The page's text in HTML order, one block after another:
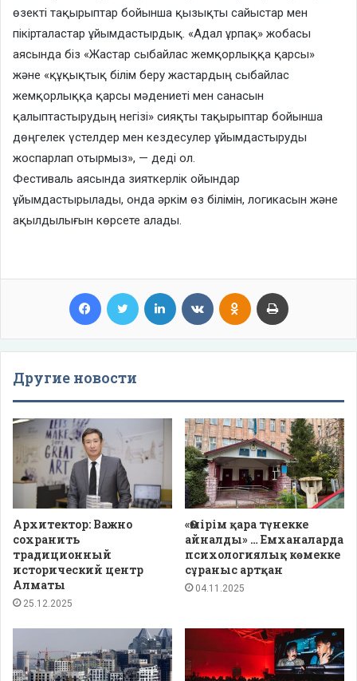
өзекті тақырыптар бойынша қызықты сайыстар мен
пікірталастар ұйымдастырдық. «Адал ұрпақ» жобасы
аясында біз «Жастар сыбайлас жемқорлыққа қарсы»
және «құқықтық білім беру жастардың сыбайлас
жемқорлыққа қарсы мәдениеті мен санасын
қалыптастырудың негізі» сияқты тақырыптар бойынша
дөңгелек үстелдер мен кездесулер ұйымдастыруды
жоспарлап отырмыз», — деді ол.
Фестиваль аясында зияткерлік ойындар
ұйымдастырылады, онда әркім өз білімін, логикасын және
ақылдылығын көрсете алады.
Facebook Twitter LinkedIn VKontakteOdnoklassniki
Другие новости
Архитектор: Важно
сохранить
традиционный
исторический центр
Алматы
25.12.2025
«Өмірім қара түнекке
айналды» … Емханаларда
психологиялық көмекке
сұраныс артқан
04.11.2025